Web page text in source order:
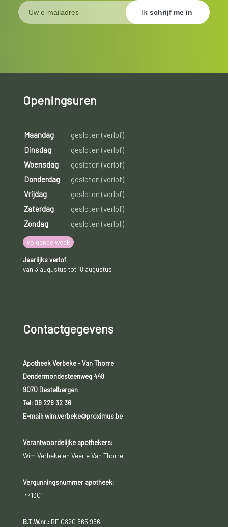
Openingsuren
Maandag
gesloten (verlof)
Dinsdag
gesloten (verlof)
Woensdag
gesloten (verlof)
Donderdag
gesloten (verlof)
Vrijdag
gesloten (verlof)
Zaterdag
gesloten (verlof)
Zondag
gesloten (verlof)
Volgende week
Jaarlijks verlof
van 3 augustus tot 18 augustus
Contactgegevens
Apotheek Verbeke - Van Thorre
Dendermondesteenweg 448
9070 Destelbergen
Tel: 09 228 32 36
E-mail: wim.verbeke@proximus.be
Verantwoordelijke apothekers:
Wim Verbeke en Veerle Van Thorre
Vergunningsnummer apotheek:
441301
B.T.W.nr.:BE 0820 565 956